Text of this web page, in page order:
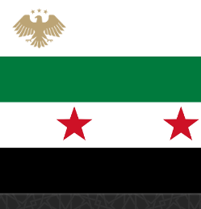
content